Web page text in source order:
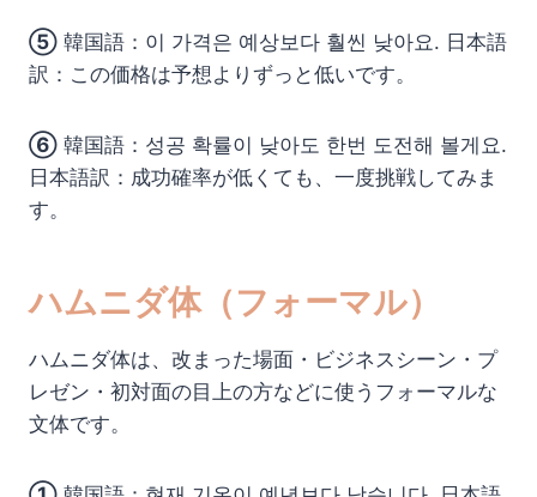
⑤ 韓国語：이 가격은 예상보다 훨씬 낮아요. 日本語
訳：この価格は予想よりずっと低いです。
⑥ 韓国語：성공 확률이 낮아도 한번 도전해 볼게요.
日本語訳：成功確率が低くても、一度挑戦してみま
す。
ハムニダ体（フォーマル）
ハムニダ体は、改まった場面・ビジネスシーン・プ
レゼン・初対面の目上の方などに使うフォーマルな
文体です。